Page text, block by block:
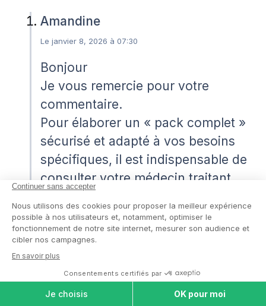
Amandine
Le janvier 8, 2026 à 07:30
Bonjour
Je vous remercie pour votre
commentaire.
Pour élaborer un « pack complet »
sécurisé et adapté à vos besoins
spécifiques, il est indispensable de
consulter votre médecin traitant,
dosages et les mélanges de gélules
(comme le magnésium, les oméga-
3 ou les multivitaminés) sans risque
pour votre santé.
Bonne journée.
MAISONS DE